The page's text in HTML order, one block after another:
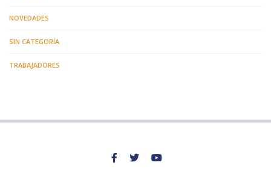
NOVEDADES
SIN CATEGORÍA
TRABAJADORES